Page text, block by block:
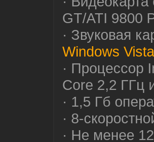
GT/ATI 9800
· Звуковая
Windows
· Процессор
Core 2,2 ГГц
· 1,5 Гб
· 8-
· Не менее